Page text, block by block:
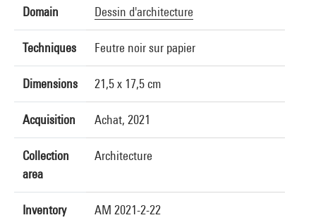
Domain Dessin d'architecture
Techniques Feutre noir sur papier
Dimensions 21,5 x 17,5 cm
Acquisition Achat, 2021
Collection
area
Architecture
Inventory
AM 2021-2-22